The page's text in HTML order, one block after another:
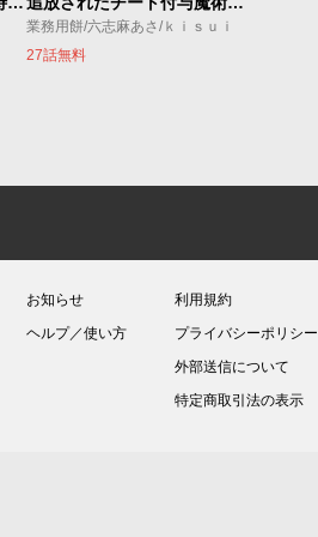
業務用餅/六志麻あさ/ｋｉｓｕｉ
27話無料
お知らせ
ヘルプ／使い方
利用規約
プライバシーポリシー
外部送信について
特定商取引法の表示